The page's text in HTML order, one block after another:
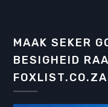
MAAK SEKER
BESIGHEID